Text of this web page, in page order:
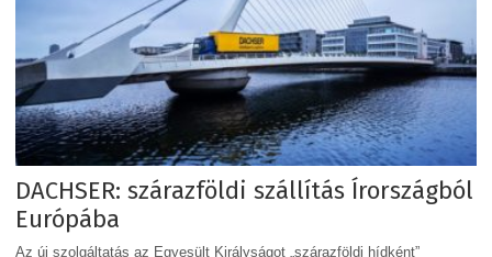
DACHSER: szárazföldi szállítás Írországból
Európába
Az új szolgáltatás az Egyesült Királyságot „szárazföldi hídként”